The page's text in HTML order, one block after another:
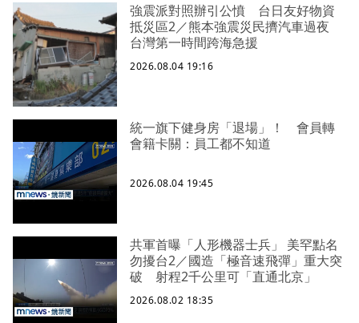
強震派對照辦引公憤 台日友好物資
抵災區2／熊本強震災民擠汽車過夜
台灣第一時間跨海急援
2026.08.04 19:16
統一旗下健身房「退場」！ 會員轉
會籍卡關：員工都不知道
2026.08.04 19:45
共軍首曝「人形機器士兵」 美罕點名
勿擾台2／國造「極音速飛彈」重大突
破 射程2千公里可「直通北京」
2026.08.02 18:35